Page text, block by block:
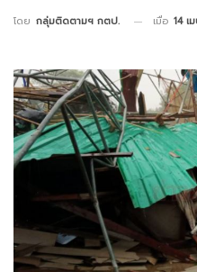
โดย กลุ่มติดตามฯ กตป. เมื่อ 14 เ